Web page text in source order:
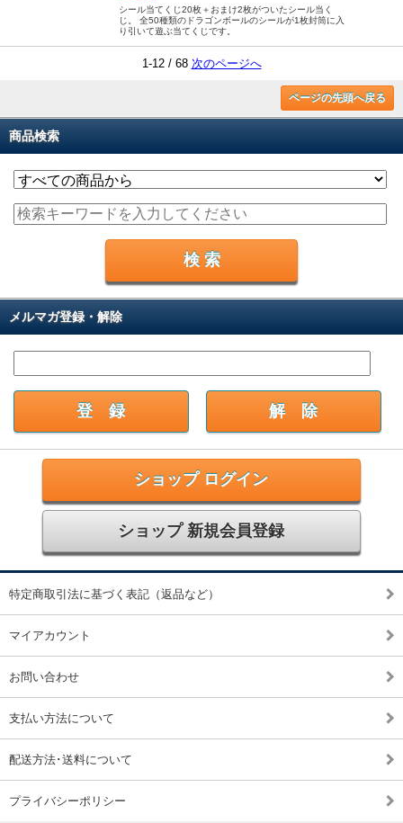
シール当てくじ20枚＋おまけ2枚がついたシール当く
じ。 全50種類のドラゴンボールのシールが1枚封筒に入
り引いて遊ぶ当てくじです。
1-12 / 68 次のページへ
ページの先頭へ戻る
商品検索
メルマガ登録・解除
ショップ ログイン
ショップ 新規会員登録
特定商取引法に基づく表記（返品など）
マイアカウント
お問い合わせ
支払い方法について
配送方法･送料について
プライバシーポリシー